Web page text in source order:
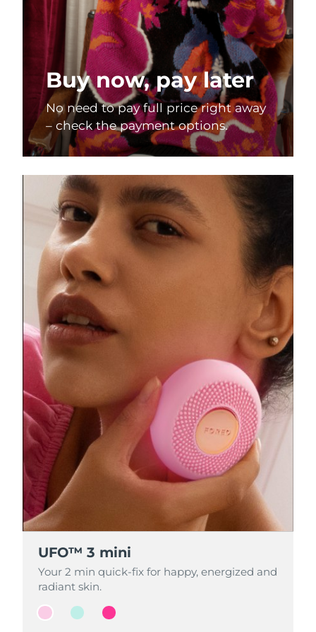
Buy now, pay later
No need to pay full price right away
– check the payment options.
UFO™ 3 mini
Your 2 min quick-fix for happy, energized and
radiant skin.
UFO™ 3 mini
Your 2 min quick-fix for happy, energized and
radiant skin.
UFO™ 3 mini
Your 2 min quick-fix for happy, energized and
radiant skin.